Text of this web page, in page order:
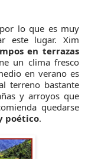
lo que es muy
este lugar. Xim
en terrazas
un clima fresco
en verano es
terreno bastante
y arroyos que
quedarse
poético.